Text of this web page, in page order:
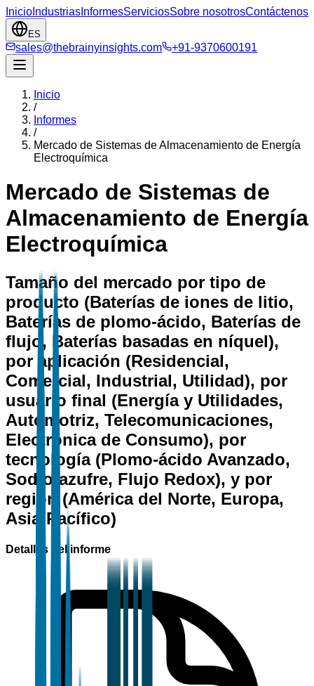
Inicio Industrias InformesServiciosSobre nosotrosContáctenos
ES
sales@thebrainyinsights.com +91-9370600191
Inicio
/
Informes
/
Mercado de Sistemas de Almacenamiento de Energía
Electroquímica
Mercado de Sistemas de
Almacenamiento de Energía
Electroquímica
Tamaño del mercado por tipo de
producto (Baterías de iones de litio,
Baterías de plomo-ácido, Baterías de
flujo, Baterías basadas en níquel),
por aplicación (Residencial,
Comercial, Industrial, Utilidad), por
usuario final (Energía y Utilidades,
Automotriz, Telecomunicaciones,
Electrónica de Consumo), por
tecnología (Plomo-ácido Avanzado,
Sodio-azufre, Flujo Redox), y por
región (América del Norte, Europa,
Asia-Pacífico)
Detalles del informe